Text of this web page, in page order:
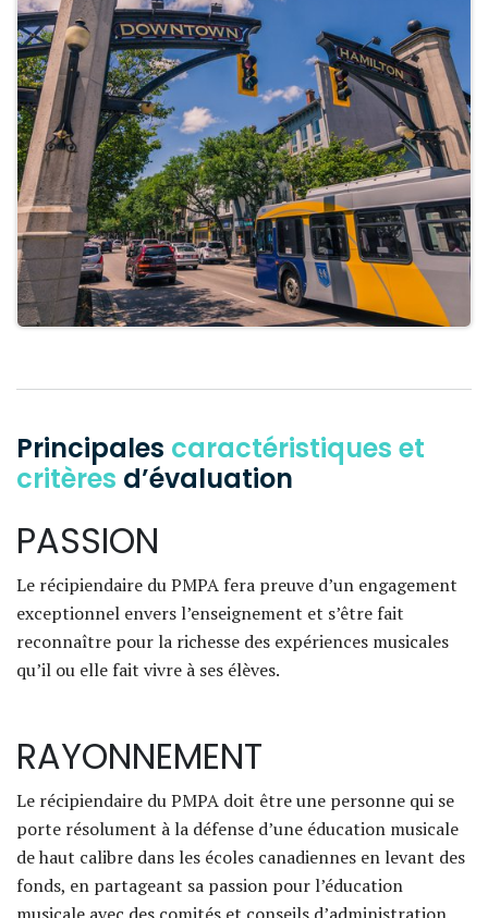
Principales caractéristiques et
critères d’évaluation
PASSION
Le récipiendaire du PMPA fera preuve d’un engagement
exceptionnel envers l’enseignement et s’être fait
reconnaître pour la richesse des expériences musicales
qu’il ou elle fait vivre à ses élèves.
RAYONNEMENT
Le récipiendaire du PMPA doit être une personne qui se
porte résolument à la défense d’une éducation musicale
de haut calibre dans les écoles canadiennes en levant des
fonds, en partageant sa passion pour l’éducation